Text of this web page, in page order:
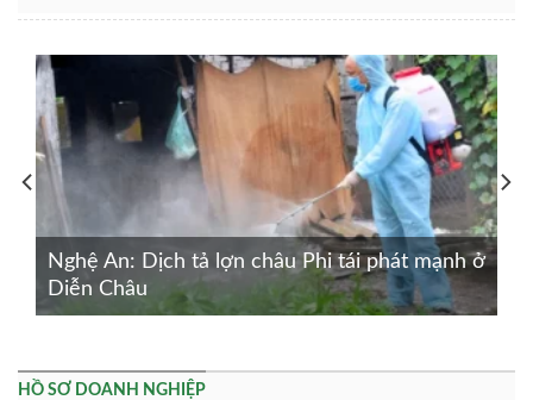
Nghệ An: Dịch tả lợn châu Phi tái phát mạnh ở
Diễn Châu
HỒ SƠ DOANH NGHIỆP